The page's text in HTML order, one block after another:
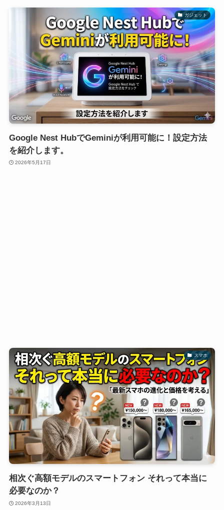
ガジェット
Google Nest HubでGeminiが利用可能に！設定方法
を紹介します。
2026年5月17日
スマホ
相次ぐ高額モデルのスマートフォン それって本当に
必要なのか？
2026年3月13日